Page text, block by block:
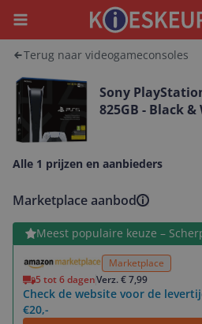
Menu
Terug naar videogameconsoles
Sony
825GB - Black
Alle 1 prijzen en aanbieders
Marketplace aanbod
Meest populaire keuze –
Marketplace
5 tot 6 dagenVerz. € 7,99
Check de website voor de
€20,-
Bekijk product